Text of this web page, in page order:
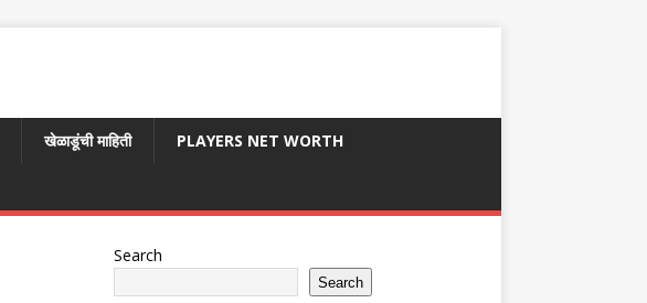
खेळाडूंची माहिती PLAYERS NET WORTH
Search
Search